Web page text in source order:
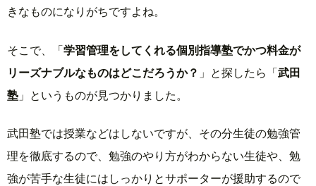
きなものになりがちですよね。
そこで、「学習管理をしてくれる個別指導塾でかつ料金が
リーズナブルなものはどこだろうか？ 」と探したら「武田
塾 」というものが見つかりました。
武田塾では授業などはしないですが、その分生徒の勉強管
理を徹底するので、勉強のやり方がわからない生徒や、勉
強が苦手な生徒にはしっかりとサポーターが援助するので